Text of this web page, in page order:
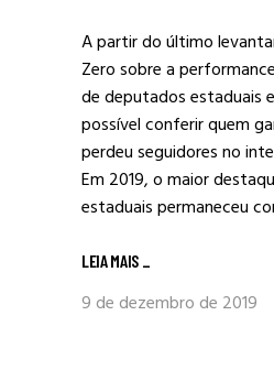
A partir do último
Zero sobre a
de deputados estaduais
possível conferir quem
perdeu seguidores no
Em 2019, o maior
estaduais permaneceu
LEIA MAIS _
9 de dezembro de 2019